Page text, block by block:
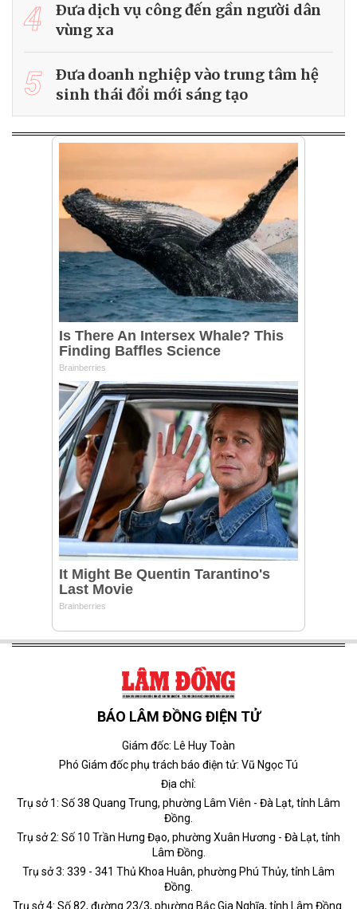
4
Ðưa dịch vụ công đến gần người dân
vùng xa
5
Ðưa doanh nghiệp vào trung tâm hệ
sinh thái đổi mới sáng tạo
BÁO LÂM ĐỒNG ĐIỆN TỬ
Giám đốc: Lê Huy Toàn
Phó Giám đốc phụ trách báo điện tử: Vũ Ngọc Tú
Địa chỉ:
Trụ sở 1: Số 38 Quang Trung, phường Lâm Viên - Đà Lạt, tỉnh Lâm
Đồng.
Trụ sở 2: Số 10 Trần Hưng Đạo, phường Xuân Hương - Đà Lạt, tỉnh
Lâm Đồng.
Trụ sở 3: 339 - 341 Thủ Khoa Huân, phường Phú Thủy, tỉnh Lâm
Đồng.
Trụ sở 4: Số 82, đường 23/3, phường Bắc Gia Nghĩa, tỉnh Lâm Đồng.